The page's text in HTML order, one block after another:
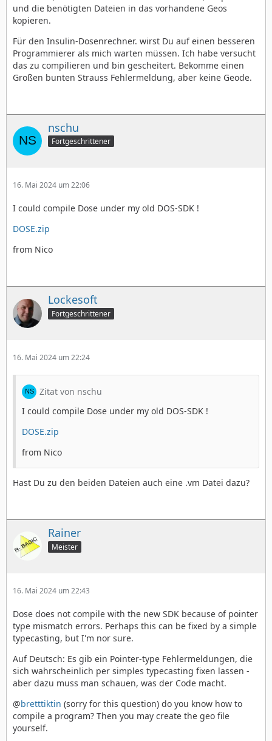
und die benötigten Dateien in das vorhandene Geos
kopieren.
Für den Insulin-Dosenrechner. wirst Du auf einen besseren
Programmierer als mich warten müssen. Ich habe versucht
das zu compilieren und bin gescheitert. Bekomme einen
Großen bunten Strauss Fehlermeldung, aber keine Geode.
nschu
Fortgeschrittener
16. Mai 2024 um 22:06
I could compile Dose under my old DOS-SDK !
DOSE.zip
from Nico
Lockesoft
Fortgeschrittener
16. Mai 2024 um 22:24
Zitat von nschu
I could compile Dose under my old DOS-SDK !
DOSE.zip
from Nico
Hast Du zu den beiden Dateien auch eine .vm Datei dazu?
Rainer
Meister
16. Mai 2024 um 22:43
Dose does not compile with the new SDK because of pointer
type mismatch errors. Perhaps this can be fixed by a simple
typecasting, but I'm nor sure.
Auf Deutsch: Es gib ein Pointer-type Fehlermeldungen, die
sich wahrscheinlich per simples typecasting fixen lassen -
aber dazu muss man schauen, was der Code macht.
@bretttiktin (sorry for this question) do you know how to
compile a program? Then you may create the geo file
yourself.